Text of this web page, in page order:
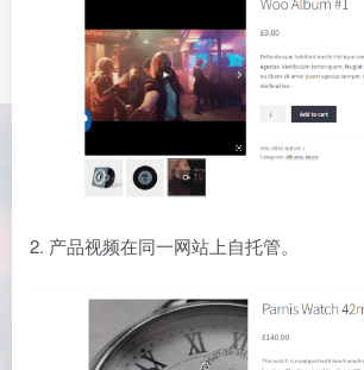
2. 产品视频在同一网站上自托管。